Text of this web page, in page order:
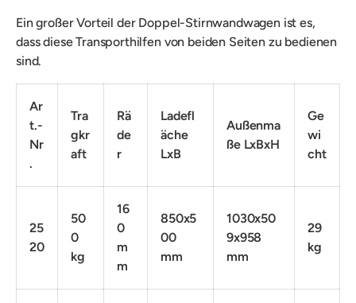
Ein großer Vorteil der Doppel-Stirnwandwagen ist es,
dass diese Transporthilfen von beiden Seiten zu bedienen
sind.
Ar
t.-
Nr
.
Tra
gkr
aft
Rä
de
r
Ladefl
äche
LxB
Außenma
ße LxBxH
Ge
wi
cht
25
20
50
0
kg
16
0
m
m
850x5
00
mm
1030x50
9x958
mm
29
kg